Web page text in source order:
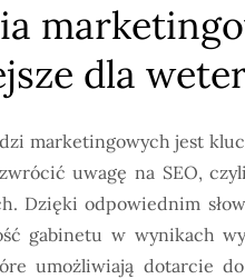
dla
marketingowych jest
uwagę na SEO,
Dzięki odpowiednim
gabinetu w wynikach
umożliwiają dotarcie